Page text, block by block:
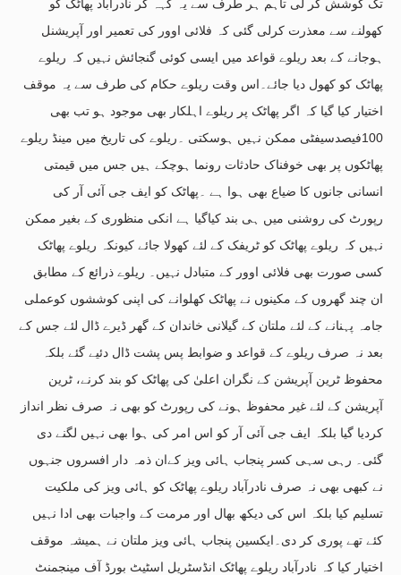
تک کوشش کر لی تاہم ہر طرف سے یہ کہہ کر نادرآباد پھاٹک کو
کھولنے سے معذرت کرلی گئی کہ فلائی اوور کی تعمیر اور آپریشنل
ہوجانے کے بعد ریلوے قواعد میں ایسی کوئی گنجائش نہیں کہ ریلوے
پھاٹک کو کھول دیا جائے۔اس وقت ریلوے حکام کی طرف سے یہ موقف
اختیار کیا گیا کہ اگر پھاٹک پر ریلوے اہلکار بھی موجود ہو تب بھی
100فیصدسیفٹی ممکن نہیں ہوسکتی ۔ریلوے کی تاریخ میں مینڈ ریلوے
پھاٹکوں پر بھی خوفناک حادثات رونما ہوچکے ہیں جس میں قیمتی
انسانی جانوں کا ضیاع بھی ہوا ہے ۔پھاٹک کو ایف جی آئی آر کی
رپورٹ کی روشنی میں ہی بند کیاگیا ہے انکی منظوری کے بغیر ممکن
نہیں کہ ریلوے پھاٹک کو ٹریفک کے لئے کھولا جائے کیونکہ ریلوے پھاٹک
کسی صورت بھی فلائی اوور کے متبادل نہیں۔ ریلوے ذرائع کے مطابق
ان چند گھروں کے مکینوں نے پھاٹک کھلوانے کی اپنی کوششوں کوعملی
جامہ پہنانے کے لئے ملتان کے گیلانی خاندان کے گھر ڈیرے ڈال لئے جس کے
بعد نہ صرف ریلوے کے قواعد و ضوابط پس پشت ڈال دئیے گئے بلکہ
محفوظ ٹرین آپریشن کے نگران اعلیٰ کی پھاٹک کو بند کرنے، ٹرین
آپریشن کے لئے غیر محفوظ ہونے کی رپورٹ کو بھی نہ صرف نظر انداز
کردیا گیا بلکہ ایف جی آئی آر کو اس امر کی ہوا بھی نہیں لگنے دی
گئی۔ رہی سہی کسر پنجاب ہائی ویز کےان ذمہ دار افسروں جنہوں
نے کبھی بھی نہ صرف نادرآباد ریلوے پھاٹک کو ہائی ویز کی ملکیت
تسلیم کیا بلکہ اس کی دیکھ بھال اور مرمت کے واجبات بھی ادا نہیں
کئے تھے پوری کر دی۔ایکسین پنجاب ہائی ویز ملتان نے ہمیشہ موقف
اختیار کیا کہ نادرآباد ریلوے پھاٹک انڈسٹریل اسٹیٹ بورڈ آف مینجمنٹ